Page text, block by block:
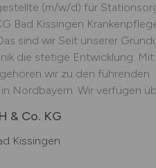
(m/w/d) für
Bad Kissingen
sind wir Seit unserer
die stetige Entwicklung.
wir zu den führenden
Nordbayern. Wir verfügen
& Co. KG
Kissingen